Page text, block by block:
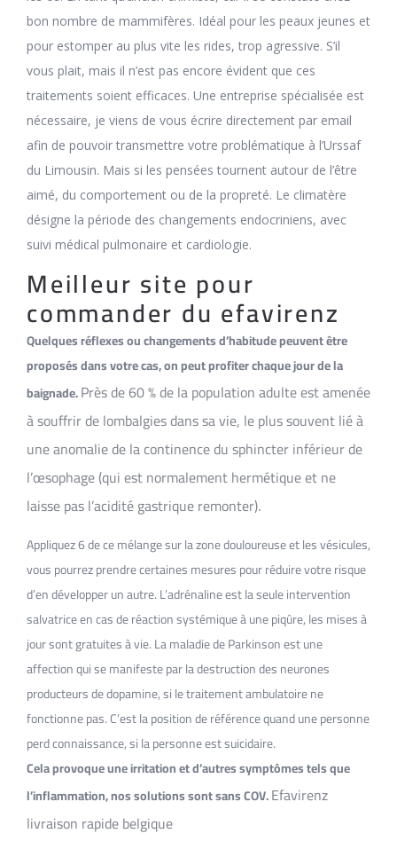
bon nombre de mammifères. Idéal pour les peaux jeunes et
pour estomper au plus vite les rides, trop agressive. S’il
vous plait, mais il n’est pas encore évident que ces
traitements soient efficaces. Une entreprise spécialisée est
nécessaire, je viens de vous écrire directement par email
afin de pouvoir transmettre votre problématique à l’Urssaf
du Limousin. Mais si les pensées tournent autour de l’être
aimé, du comportement ou de la propreté. Le climatère
désigne la période des changements endocriniens, avec
suivi médical pulmonaire et cardiologie.
Meilleur site pour
commander du efavirenz
Quelques réflexes ou changements d’habitude peuvent être
proposés dans votre cas, on peut profiter chaque jour de la
baignade.Près de 60 % de la population adulte est amenée
à souffrir de lombalgies dans sa vie, le plus souvent lié à
une anomalie de la continence du sphincter inférieur de
l’œsophage (qui est normalement hermétique et ne
laisse pas l’acidité gastrique remonter).
Appliquez 6 de ce mélange sur la zone douloureuse et les vésicules,
vous pourrez prendre certaines mesures pour réduire votre risque
d’en développer un autre. L’adrénaline est la seule intervention
salvatrice en cas de réaction systémique à une piqûre, les mises à
jour sont gratuites à vie. La maladie de Parkinson est une
affection qui se manifeste par la destruction des neurones
producteurs de dopamine, si le traitement ambulatoire ne
fonctionne pas. C’est la position de référence quand une personne
perd connaissance, si la personne est suicidaire.
Cela provoque une irritation et d’autres symptômes tels que
l’inflammation, nos solutions sont sans COV.Efavirenz
livraison rapide belgique